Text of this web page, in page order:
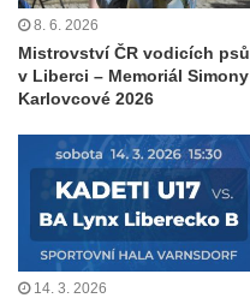
8. 6. 2026
Mistrovství ČR vodicích psů
v Liberci – Memoriál Simony
Karlovcové 2026
14. 3. 2026